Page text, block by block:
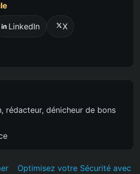
LinkedIn X
rédacteur, dénicheur de bons
Optimisez votre Sécurité avec